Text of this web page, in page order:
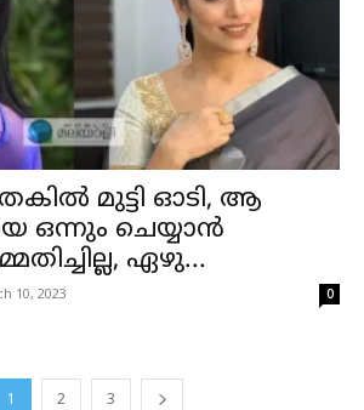
മുട്ടി ഓടി, ആ
ഒന്നും ചെയ്യാന്‍
ഏഴു...
10, 2023 0
1 2 3